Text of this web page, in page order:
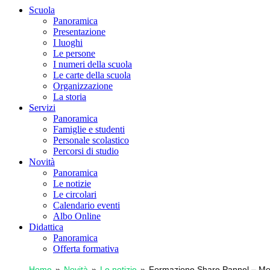
Scuola
Panoramica
Presentazione
I luoghi
Le persone
I numeri della scuola
Le carte della scuola
Organizzazione
La storia
Servizi
Panoramica
Famiglie e studenti
Personale scolastico
Percorsi di studio
Novità
Panoramica
Le notizie
Le circolari
Calendario eventi
Albo Online
Didattica
Panoramica
Offerta formativa